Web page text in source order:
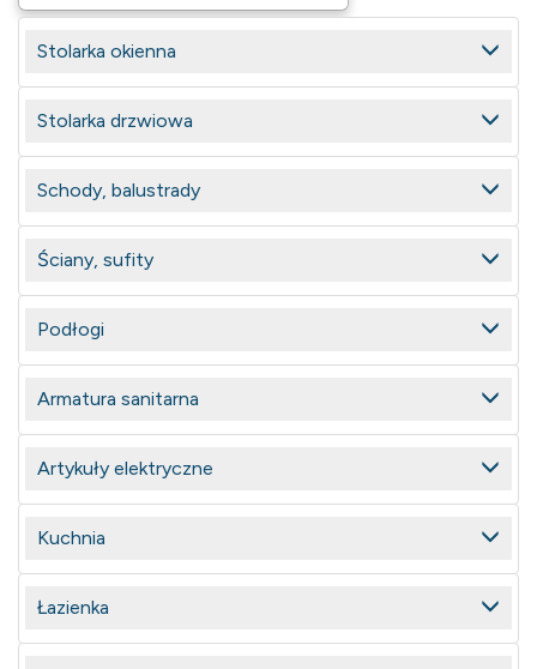
Stolarka okienna
Stolarka drzwiowa
Schody, balustrady
Ściany, sufity
Podłogi
Armatura sanitarna
Artykuły elektryczne
Kuchnia
Łazienka